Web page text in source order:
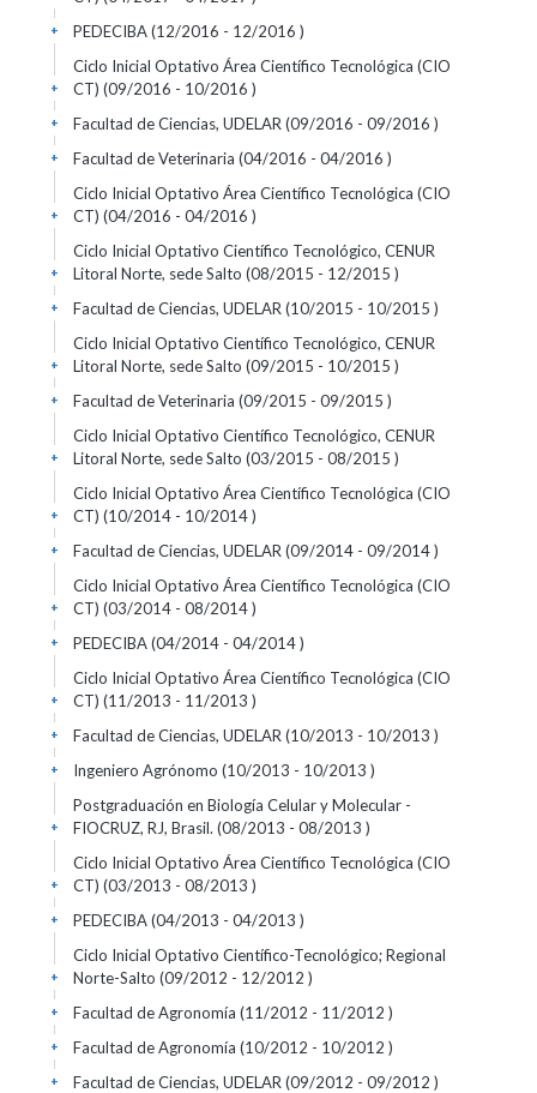
PEDECIBA (12/2016 - 12/2016 )
+
Ciclo Inicial Optativo Área Científico Tecnológica (CIO
CT) (09/2016 - 10/2016 )
+
Facultad de Ciencias, UDELAR (09/2016 - 09/2016 )
+
Facultad de Veterinaria (04/2016 - 04/2016 )
+
Ciclo Inicial Optativo Área Científico Tecnológica (CIO
CT) (04/2016 - 04/2016 )
+
Ciclo Inicial Optativo Científico Tecnológico, CENUR
Litoral Norte, sede Salto (08/2015 - 12/2015 )
+
Facultad de Ciencias, UDELAR (10/2015 - 10/2015 )
+
Ciclo Inicial Optativo Científico Tecnológico, CENUR
Litoral Norte, sede Salto (09/2015 - 10/2015 )
+
Facultad de Veterinaria (09/2015 - 09/2015 )
+
Ciclo Inicial Optativo Científico Tecnológico, CENUR
Litoral Norte, sede Salto (03/2015 - 08/2015 )
+
Ciclo Inicial Optativo Área Científico Tecnológica (CIO
CT) (10/2014 - 10/2014 )
+
Facultad de Ciencias, UDELAR (09/2014 - 09/2014 )
+
Ciclo Inicial Optativo Área Científico Tecnológica (CIO
CT) (03/2014 - 08/2014 )
+
PEDECIBA (04/2014 - 04/2014 )
+
Ciclo Inicial Optativo Área Científico Tecnológica (CIO
CT) (11/2013 - 11/2013 )
+
Facultad de Ciencias, UDELAR (10/2013 - 10/2013 )
+
Ingeniero Agrónomo (10/2013 - 10/2013 )
+
Postgraduación en Biología Celular y Molecular -
FIOCRUZ, RJ, Brasil. (08/2013 - 08/2013 )
+
Ciclo Inicial Optativo Área Científico Tecnológica (CIO
CT) (03/2013 - 08/2013 )
+
PEDECIBA (04/2013 - 04/2013 )
+
Ciclo Inicial Optativo Científico-Tecnológico; Regional
Norte-Salto (09/2012 - 12/2012 )
+
Facultad de Agronomía (11/2012 - 11/2012 )
+
Facultad de Agronomía (10/2012 - 10/2012 )
+
Facultad de Ciencias, UDELAR (09/2012 - 09/2012 )
+